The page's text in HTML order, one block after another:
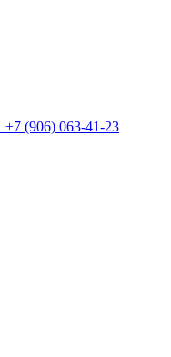
+7 (906) 063-41-23